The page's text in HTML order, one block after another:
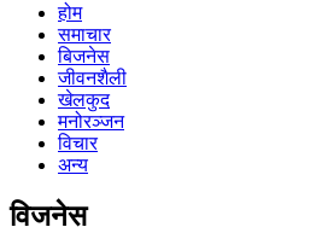
होम
समाचार
बिजनेस
जीवनशैली
खेलकुद
मनोरञ्जन
विचार
अन्य
विजनेस